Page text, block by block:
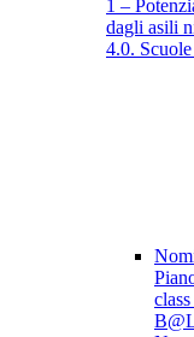
1 –
dagli asili
4.0.